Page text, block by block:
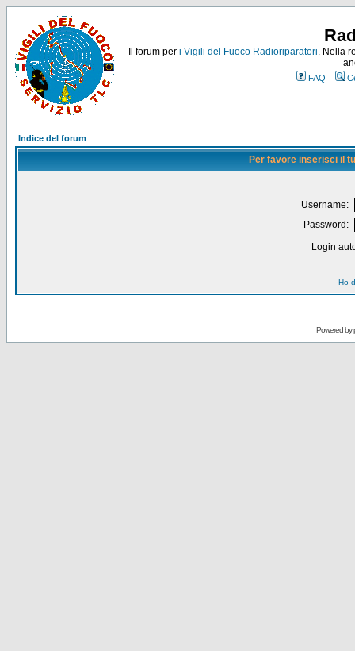
Il forum per i Vigili del Fuoco Radioriparatori. Nella
FAQ
Indice del forum
Per favore inserisci il
Username:
Password:
Login
Ho
Powered by